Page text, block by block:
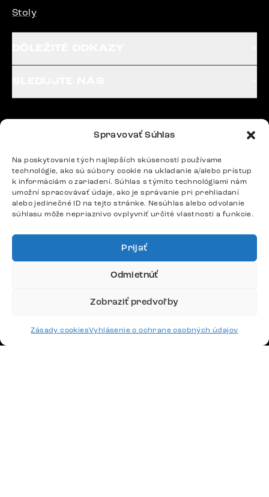
Spravovať Súhlas
Na poskytovanie tých najlepších skúseností používame
technológie, ako sú súbory cookie na ukladanie a/alebo prístup
k informáciám o zariadení. Súhlas s týmito technológiami nám
umožní spracovávať údaje, ako je správanie pri prehliadaní
alebo jedinečné ID na tejto stránke. Nesúhlas alebo odvolanie
súhlasu môže nepriaznivo ovplyvniť určité vlastnosti a funkcie.
Prijať
Odmietnúť
Zobraziť predvoľby
Zásady cookiesVyhlásenie o ochrane osobných údajov
Stoly
Potrebujete radu? Ozvite sa.
Po – Pia: 9:00 – 17:00
podpora@delife-shop.sk
Odpovedáme do 24 hodín.
Doprava